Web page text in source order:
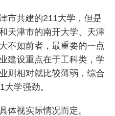
市共建的211大学，但是
天津市的南开大学、天津
不如前者，最重要的一点
建设重点在于工科类，学
则相对就比较薄弱，综合
学强劲。
体视实际情况而定。